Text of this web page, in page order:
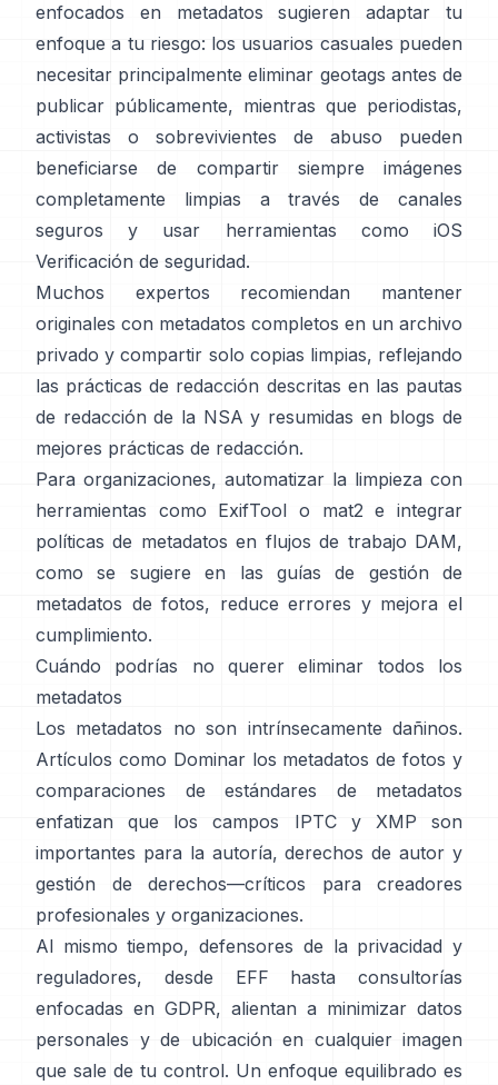
enfocados en metadatos
sugieren adaptar tu
enfoque a tu riesgo: los usuarios casuales pueden
necesitar principalmente eliminar geotags antes de
publicar públicamente, mientras que periodistas,
activistas o sobrevivientes de abuso pueden
beneficiarse de compartir siempre imágenes
completamente limpias a través de canales
seguros y usar herramientas como iOS
Verificación de seguridad.
Muchos expertos recomiendan mantener
originales con metadatos completos en un archivo
privado y compartir solo copias limpias, reflejando
las prácticas de redacción descritas en las pautas
de redacción de la NSA y resumidas en blogs de
mejores prácticas de redacción.
Para organizaciones, automatizar la limpieza con
herramientas como ExifTool o mat2 e integrar
políticas de metadatos en flujos de trabajo DAM,
como se sugiere en las
guías de gestión de
metadatos de fotos, reduce errores y mejora el
cumplimiento.
Cuándo podrías no querer eliminar todos los
metadatos
Los metadatos no son intrínsecamente dañinos.
Artículos como Dominar los metadatos de fotos y
comparaciones de estándares de metadatos
enfatizan que los campos IPTC y XMP son
importantes para la autoría, derechos de autor y
gestión de derechos—críticos para creadores
profesionales y organizaciones.
Al mismo tiempo, defensores de la privacidad y
reguladores, desde
EFF hasta
consultorías
enfocadas en GDPR, alientan a minimizar datos
personales y de ubicación en cualquier imagen
que sale de tu control. Un enfoque equilibrado es